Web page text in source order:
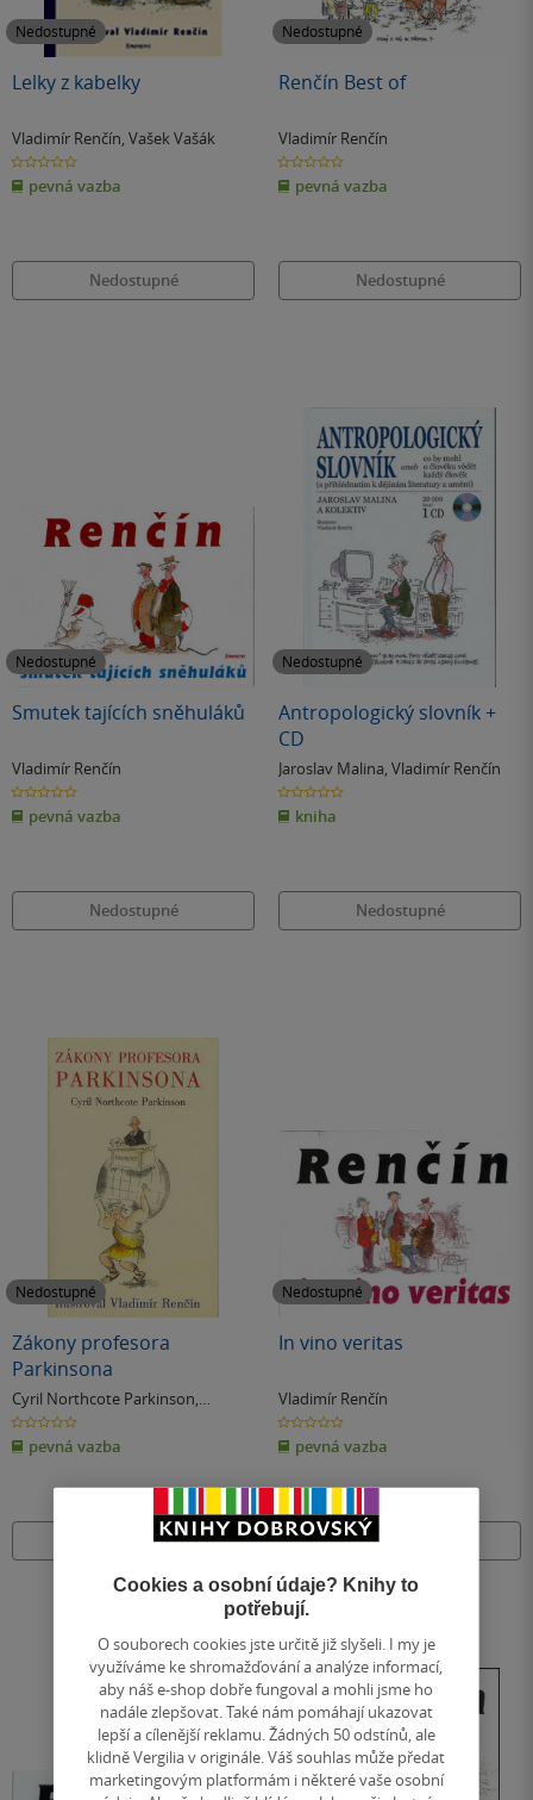
Nedostupné
Lelky z kabelky
Vladimír Renčín, Vašek Vašák
0.0
z
5
hvězdiček
pevná vazba
Nedostupné
Nedostupné
Renčín Best of
Vladimír Renčín
0.0
z
5
hvězdiček
pevná vazba
Nedostupné
Nedostupné
Smutek tajících sněhuláků
Vladimír Renčín
0.0
z
5
hvězdiček
pevná vazba
Nedostupné
Nedostupné
Antropologický slovník +
CD
Jaroslav Malina, Vladimír Renčín
0.0
z
5
hvězdiček
kniha
Nedostupné
Nedostupné
Zákony profesora
Parkinsona
Cyril Northcote Parkinson,
Vladimír Renčín
0.0
z
5
hvězdiček
pevná vazba
Nedostupné
Nedostupné
In vino veritas
Vladimír Renčín
0.0
z
5
hvězdiček
pevná vazba
Nedostupné
Cookies a osobní údaje? Knihy to
potřebují.
O souborech cookies jste určitě již slyšeli. I my je
využíváme ke shromažďování a analýze informací,
aby náš e-shop dobře fungoval a mohli jsme ho
nadále zlepšovat. Také nám pomáhají ukazovat
lepší a cílenější reklamu. Žádných 50 odstínů, ale
klidně Vergilia v originále. Váš souhlas může předat
marketingovým platformám i některé vaše osobní